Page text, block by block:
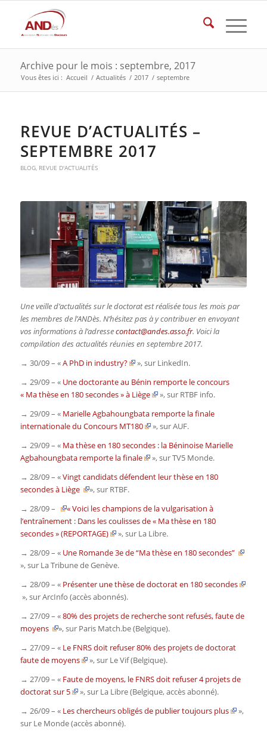
Archive pour le mois : septembre, 2017
Vous êtes ici : Accueil / Actualités / 2017 / septembre
REVUE D’ACTUALITÉS –
SEPTEMBRE 2017
BLOG, REVUE D'ACTUALITÉS
Une veille d’actualités sur le doctorat est réalisée tous les mois par
les membres de l’ANDès. N’hésitez pas à y contribuer en envoyant
vos informations à l’adressecontact@andes.asso.fr. Voici la
compilation des actualités réunies en septembre 2017.
→ 30/09 – «A PhD in industry? », sur LinkedIn.
→ 29/09 – « Une doctorante au Bénin remporte le concours
« Ma thèse en 180 secondes » à Liège
», sur RTBF info.
→ 29/09 – « Marielle Agbahoungbata remporte la finale
internationale du Concours MT180
», surAUF.
→ 29/09 – « Ma thèse en 180 secondes : la Béninoise Marielle
Agbahoungbata remporte la finale
», surTV5 Monde.
→ 28/09 – «Vingt candidats défendent leur thèse en 180
secondes à Liège
», sur RTBF.
→ 28/09 –
« Voici les champions de la vulgarisation à
l’entraînement : Dans les coulisses de « Ma thèse en 180
secondes » (REPORTAGE)
», sur La Libre.
→ 28/09 – « Une Romande 3e de “Ma thèse en 180 secondes”
», sur La Tribune de Genève.
→ 28/09 – « Présenter une thèse de doctorat en 180 secondes
», surArcInfo (accès abonnés).
→ 27/09 – «80% des projets de recherche sont refusés, faute de
moyens
»,sur Paris Match.be(Belgique).
→ 27/09 – « Le FNRS doit refuser 80% des projets de doctorat
faute de moyens
», sur Le Vif(Belgique).
→ 27/09 – « Faute de moyens, le FNRS doit refuser 4 projets de
doctorat sur 5
», sur La Libre(Belgique, accès abonné).
→ 26/09 – « Les chercheurs obligés de publier toujours plus
»,
sur Le Monde(accès abonné).